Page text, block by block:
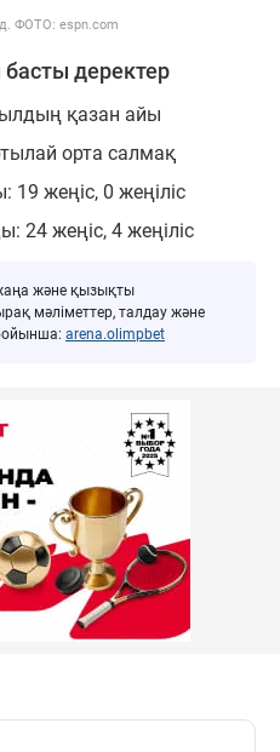
ФОТО: espn.com
деректер
қазан айы
орта салмақ
жеңіс, 0 жеңіліс
24 жеңіс, 4 жеңіліс
және қызықты
мәліметтер, талдау және
arena.olimpbet